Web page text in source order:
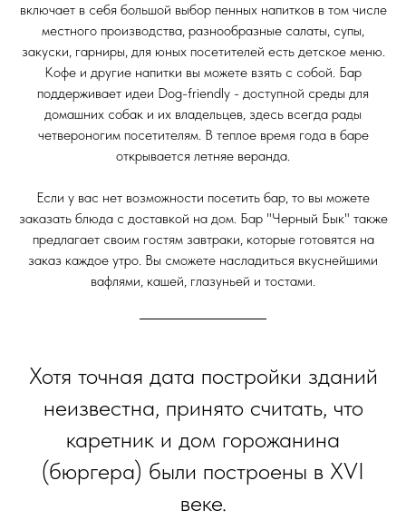
включает в себя большой выбор пенных напитков в том числе
местного производства, разнообразные салаты, супы,
закуски, гарниры, для юных посетителей есть детское меню.
Кофе и другие напитки вы можете взять с собой. Бар
поддерживает идеи Dog-friendly - доступной среды для
домашних собак и их владельцев, здесь всегда рады
четвероногим посетителям. В теплое время года в баре
открывается летняе веранда.
Если у вас нет возможности посетить бар, то вы можете
заказать блюда с доставкой на дом. Бар "Черный Бык" также
предлагает своим гостям завтраки, которые готовятся на
заказ каждое утро. Вы сможете насладиться вкуснейшими
вафлями, кашей, глазуньей и тостами.
Хотя точная дата постройки зданий
неизвестна, принято считать, что
каретник и дом горожанина
(бюргера) были построены в XVI
веке.